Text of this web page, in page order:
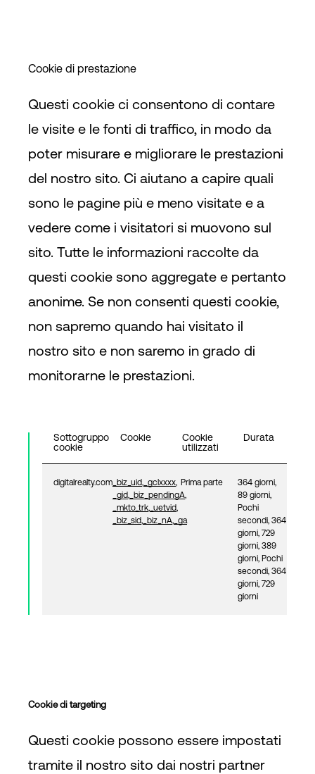
Cookie di prestazione
Questi cookie ci consentono di contare
le visite e le fonti di traffico, in modo da
poter misurare e migliorare le prestazioni
del nostro sito. Ci aiutano a capire quali
sono le pagine più e meno visitate e a
vedere come i visitatori si muovono sul
sito. Tutte le informazioni raccolte da
questi cookie sono aggregate e pertanto
anonime. Se non consenti questi cookie,
non sapremo quando hai visitato il
nostro sito e non saremo in grado di
monitorarne le prestazioni.
Sottogruppo
cookie
Cookie
Cookie
utilizzati
Durata
digitalrealty.com _biz_uid, _gclxxxx,
_gid, _biz_pendingA,
_mkto_trk, _uetvid,
_biz_sid, _biz_nA, _ga
Prima parte
364 giorni,
89 giorni,
Pochi
secondi, 364
giorni, 729
giorni, 389
giorni, Pochi
secondi, 364
giorni, 729
giorni
Cookie di targeting
Questi cookie possono essere impostati
tramite il nostro sito dai nostri partner